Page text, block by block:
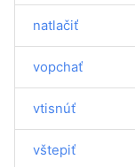
natlačiť
vopchať
vtisnúť
vštepiť